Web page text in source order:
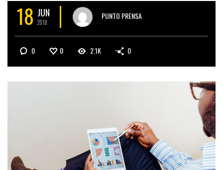
18 JUN
2018
PUNTO PRENSA
0 0 2.1K 0